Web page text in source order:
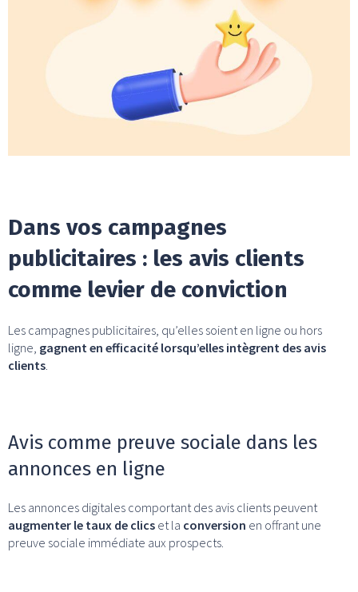
Dans vos campagnes
publicitaires : les avis clients
comme levier de conviction
Les campagnes publicitaires, qu’elles soient en ligne ou hors
ligne, gagnent en efficacité lorsqu’elles intègrent des avis
clients
Avis comme preuve sociale dans les
annonces en ligne
Les annonces digitales comportant des avis clients peuvent
augmenter le taux de clics et la conversion en offrant une
preuve sociale immédiate aux prospects.